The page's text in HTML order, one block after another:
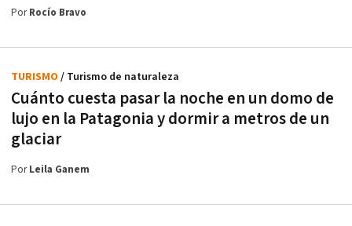
PorRocío Bravo
Cuánto cuesta pasar la noche en un domo de
lujo en la Patagonia y dormir a metros de un
glaciar
TURISMO / Turismo de naturaleza
PorLeila Ganem